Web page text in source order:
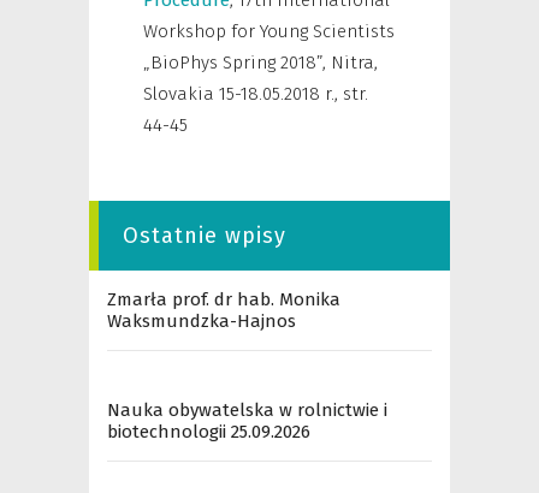
Workshop for Young Scientists
„BioPhys Spring 2018”, Nitra,
Slovakia 15-18.05.2018 r., str.
44-45
Ostatnie wpisy
Zmarła prof. dr hab. Monika
Waksmundzka-Hajnos
Nauka obywatelska w rolnictwie i
biotechnologii 25.09.2026